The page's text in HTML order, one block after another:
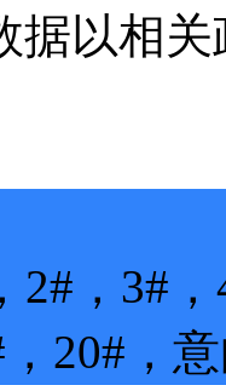
据以相
2#，3#
20# ，